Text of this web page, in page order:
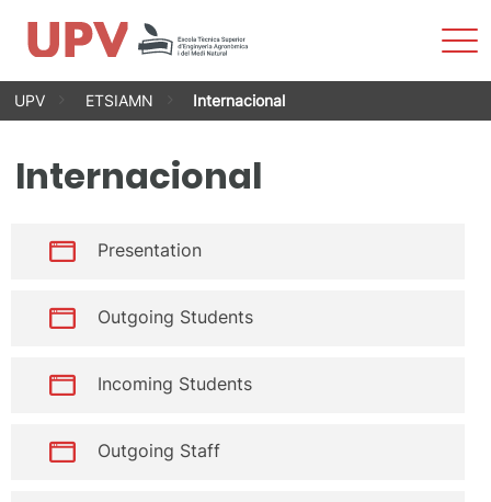
VésUPV ETSIAMN Internacional
Internacional
Presentation
Outgoing Students
Incoming Students
Outgoing Staff